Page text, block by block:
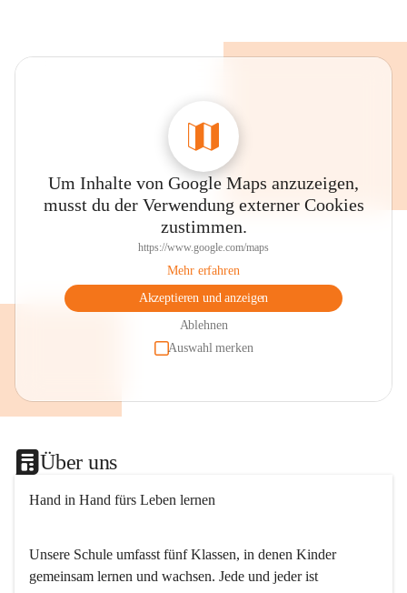
Um Inhalte von Google Maps anzuzeigen,
musst du der Verwendung externer Cookies
zustimmen.
https://www.google.com/maps
Mehr erfahren
Akzeptieren und anzeigen
Ablehnen
Auswahl merken
Über uns
Hand in Hand fürs Leben lernen
Unsere Schule umfasst fünf Klassen, in denen Kinder
gemeinsam lernen und wachsen. Jede und jeder ist